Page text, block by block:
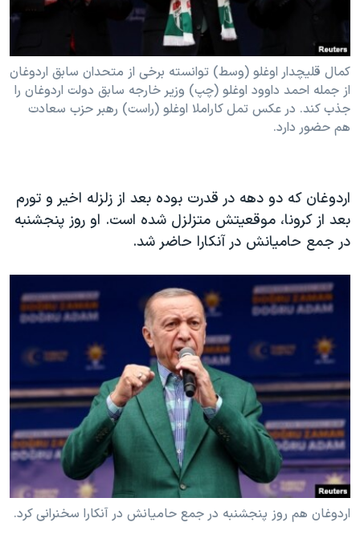
کمال قلیچدار اوغلو (وسط) توانسته برخی از متحدان سابق اردوغان
از جمله احمد داوود اوغلو (چپ) وزیر خارجه سابق دولت اردوغان را
جذب کند. در عکس تمل کاراملا اوغلو (راست) رهبر حزب سعادت
هم حضور دارد.
اردوغان که دو دهه در قدرت بوده بعد از زلزله اخیر و تورم
بعد از کرونا، موقعیتش متزلزل شده است. او روز پنجشنبه
در جمع حامیانش در آنکارا حاضر شد.
اردوغان هم روز پنجشنبه در جمع حامیانش در آنکارا سخنرانی کرد.